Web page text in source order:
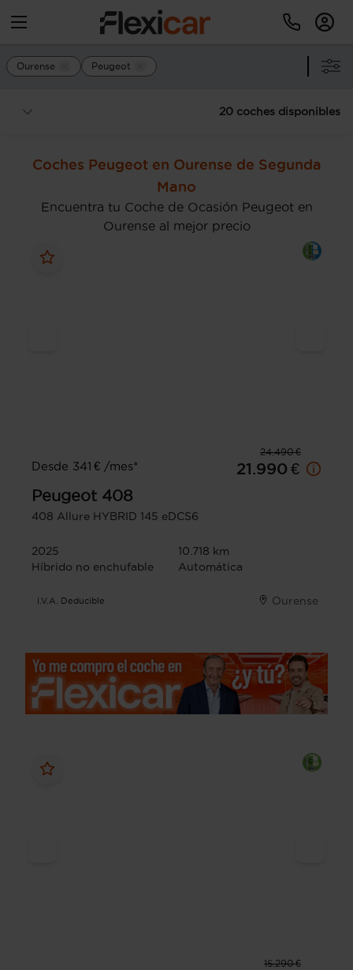
Ourense Peugeot
20 coches disponibles
Coches Peugeot en Ourense de Segunda
Mano
Encuentra tu Coche de Ocasión Peugeot en
Ourense al mejor precio
24.490 €
Desde 341 € /mes*
21.990 €
Peugeot 408
408 Allure HYBRID 145 eDCS6
2025
10.718 km
Híbrido no enchufable
Automática
I.V.A. Deducible Ourense
15.290 €